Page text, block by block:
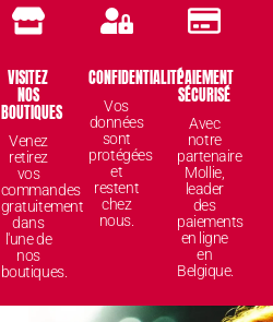
VISITEZ
NOS
BOUTIQUES
Venez
retirez
vos
commandes
gratuitement
dans
l'une de
nos
boutiques.
CONFIDENTIALITÉ
Vos
données
sont
protégées
et
restent
chez
nous.
PAIEMENT
SÉCURISÉ
Avec
notre
partenaire
Mollie,
leader
des
paiements
en ligne
en
Belgique.